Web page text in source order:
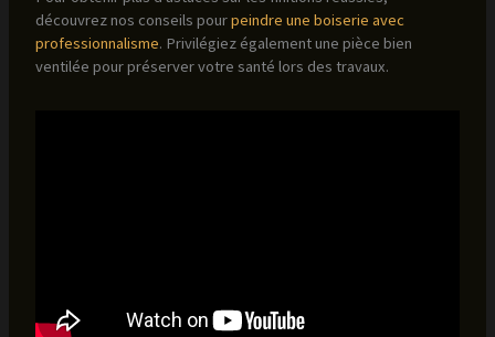
découvrez nos conseils pourpeindre une boiserie avec
professionnalisme. Privilégiez également une pièce bien
ventilée pour préserver votre santé lors des travaux.